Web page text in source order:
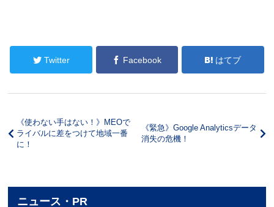
Twitter Facebook はてブ
《使わない手はない！》MEOで
ライバルに差をつけて地域一番
に！
《緊急》Google Analyticsデータ
消失の危機！
ニュース・PR